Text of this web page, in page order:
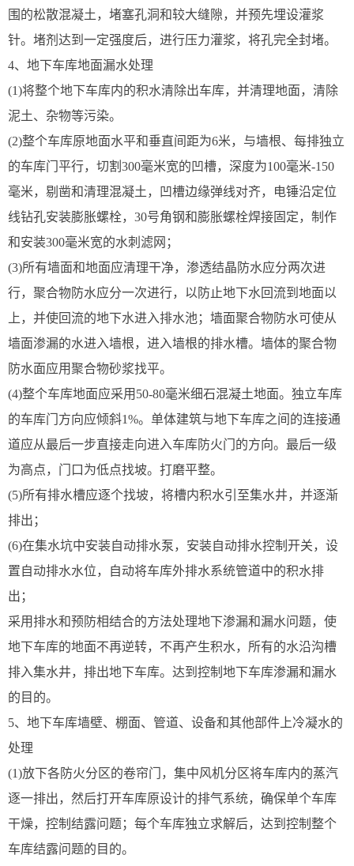
围的松散混凝土，堵塞孔洞和较大缝隙，并预先埋设灌浆
针。堵剂达到一定强度后，进行压力灌浆，将孔完全封堵。
4、地下车库地面漏水处理
(1)将整个地下车库内的积水清除出车库，并清理地面，清除
泥土、杂物等污染。
(2)整个车库原地面水平和垂直间距为6米，与墙根、每排独立
的车库门平行，切割300毫米宽的凹槽，深度为100毫米-150
毫米，剔凿和清理混凝土，凹槽边缘弹线对齐，电锤沿定位
线钻孔安装膨胀螺栓，30号角钢和膨胀螺栓焊接固定，制作
和安装300毫米宽的水刺滤网；
(3)所有墙面和地面应清理干净，渗透结晶防水应分两次进
行，聚合物防水应分一次进行，以防止地下水回流到地面以
上，并使回流的地下水进入排水池；墙面聚合物防水可使从
墙面渗漏的水进入墙根，进入墙根的排水槽。墙体的聚合物
防水面应用聚合物砂浆找平。
(4)整个车库地面应采用50-80毫米细石混凝土地面。独立车库
的车库门方向应倾斜1%。单体建筑与地下车库之间的连接通
道应从最后一步直接走向进入车库防火门的方向。最后一级
为高点，门口为低点找坡。打磨平整。
(5)所有排水槽应逐个找坡，将槽内积水引至集水井，并逐渐
排出；
(6)在集水坑中安装自动排水泵，安装自动排水控制开关，设
置自动排水水位，自动将车库外排水系统管道中的积水排
出；
采用排水和预防相结合的方法处理地下渗漏和漏水问题，使
地下车库的地面不再逆转，不再产生积水，所有的水沿沟槽
排入集水井，排出地下车库。达到控制地下车库渗漏和漏水
的目的。
5、地下车库墙壁、棚面、管道、设备和其他部件上冷凝水的
处理
(1)放下各防火分区的卷帘门，集中风机分区将车库内的蒸汽
逐一排出，然后打开车库原设计的排气系统，确保单个车库
干燥，控制结露问题；每个车库独立求解后，达到控制整个
车库结露问题的目的。